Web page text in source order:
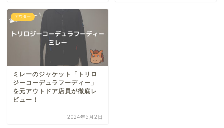
アウター
ミレーのジャケット「トリロ
ジーコーデュラフーディー」
を元アウトドア店員が徹底レ
ビュー！
2024年5月2日